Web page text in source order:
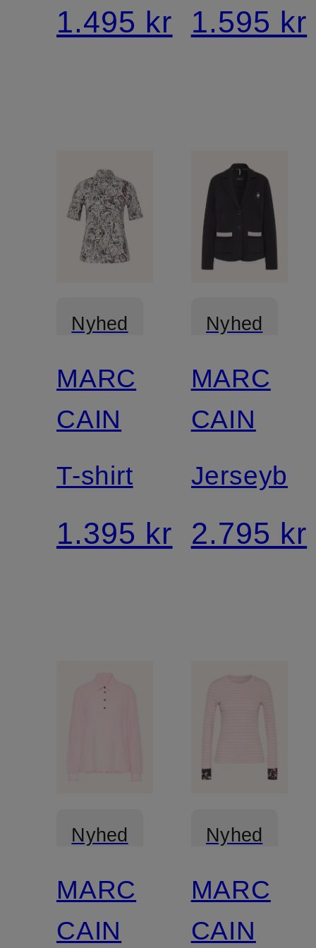
1.495 kr
med
1.595 kr
Nyhed
Certificeret
MARC
CAIN
T-shirt
1.395 kr
Nyhed
Mix og
match
MARC
CAIN
2.795 kr
Nyhed
Certificeret
MARC
CAIN
Nyhed
Certificeret
MARC
CAIN